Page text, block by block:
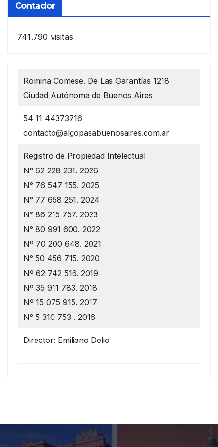
Contador
741.790 visitas
Romina Comese. De Las Garantías 1218
Ciudad Autónoma de Buenos Aires
54 11 44373716
contacto@algopasabuenosaires.com.ar
Registro de Propiedad Intelectual
N° 62 228 231. 2026
N° 76 547 155. 2025
N° 77 658 251. 2024
N° 86 215 757. 2023
N° 80 991 600. 2022
Nº 70 200 648. 2021
N° 50 456 715. 2020
Nº 62 742 516. 2019
Nº 35 911 783. 2018
Nº 15 075 915. 2017
N° 5 310 753 . 2016
Director: Emiliano Delio